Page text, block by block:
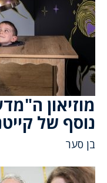
מוזיאון
נוסף של
בן סער